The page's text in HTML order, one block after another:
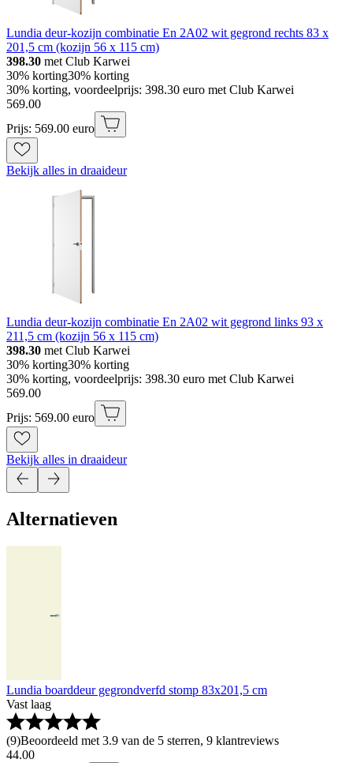
Lundia deur-kozijn combinatie En 2A02 wit gegrond rechts 83 x
201,5 cm (kozijn 56 x 115 cm)
398.30 met Club Karwei
30% korting30% korting
30% korting, voordeelprijs: 398.30 euro met Club Karwei
569.00
Prijs: 569.00 euro
Bekijk alles in draaideur
Lundia deur-kozijn combinatie En 2A02 wit gegrond links 93 x
211,5 cm (kozijn 56 x 115 cm)
398.30 met Club Karwei
30% korting30% korting
30% korting, voordeelprijs: 398.30 euro met Club Karwei
569.00
Prijs: 569.00 euro
Bekijk alles in draaideur
Alternatieven
Lundia boarddeur gegrondverfd stomp 83x201,5 cm
Vast laag
(9)Beoordeeld met 3.9 van de 5 sterren, 9 klantreviews
44.00